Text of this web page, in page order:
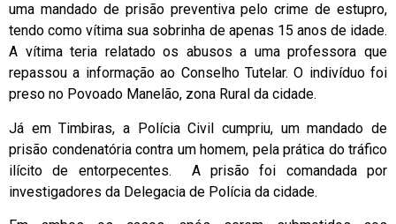
uma mandado de prisão preventiva pelo crime de estupro,
tendo como vítima sua sobrinha de apenas 15 anos de idade.
A vítima teria relatado os abusos a uma professora que
repassou a informação ao Conselho Tutelar. O indivíduo foi
preso no Povoado Manelão, zona Rural da cidade.
Já em Timbiras, a Polícia Civil cumpriu, um mandado de
prisão condenatória contra um homem, pela prática do tráfico
ilícito de entorpecentes. A prisão foi comandada por
investigadores da Delegacia de Polícia da cidade.